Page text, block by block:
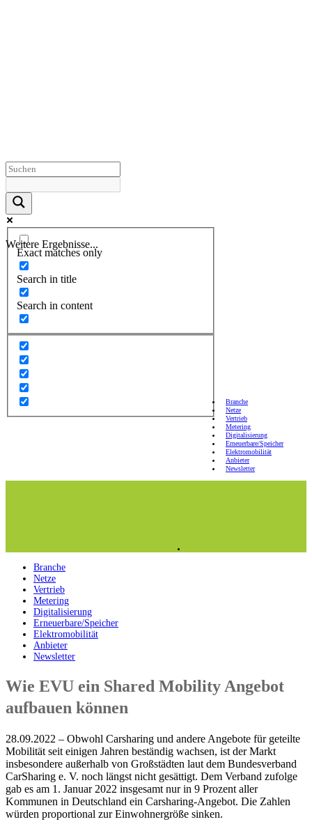
Weitere Ergebnisse...
Exact matches only
Search in title
Search in content
Branche
Netze
Vertrieb
Metering
Digitalisierung
Erneuerbare/Speicher
Elektromobilität
Anbieter
Newsletter
Branche
Netze
Vertrieb
Metering
Digitalisierung
Erneuerbare/Speicher
Elektromobilität
Anbieter
Newsletter
Wie EVU ein Shared Mobility Angebot
aufbauen können
28.09.2022 – Obwohl Carsharing und andere Angebote für geteilte
Mobilität seit einigen Jahren beständig wachsen, ist der Markt
insbesondere außerhalb von Großstädten laut dem Bundesverband
CarSharing e. V. noch längst nicht gesättigt. Dem Verband zufolge
gab es am 1. Januar 2022 insgesamt nur in 9 Prozent aller
Kommunen in Deutschland ein Carsharing-Angebot. Die Zahlen
würden proportional zur Einwohnergröße sinken.